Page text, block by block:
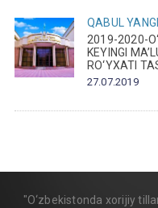
QABUL
2019-2020-
KEYINGI
RO‘YXATI
27.07.2019
"O‘zbekistonda xorijiy